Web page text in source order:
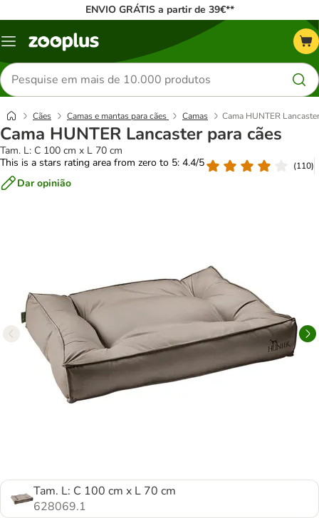
ENVIO GRÁTIS a partir de 39€**
Menu
Pesquisar
produtos
Cães Camas e mantas para cães Camas Cama HUNTER
Cama HUNTER Lancaster para cães
Tam. L: C 100 cm x L 70 cm
This is a stars rating area from zero to 5: 4.4/5
(110)
Dar opinião
Tam. L: C 100 cm x L 70 cm
628069.1